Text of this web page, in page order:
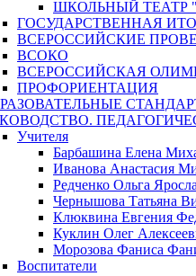
ШКОЛЬНЫЙ ТЕАТР
ГОСУДАРСТВЕННАЯ
ВСЕРОССИЙСКИЕ
ВСОКО
ВСЕРОССИЙСКАЯ
ПРОФОРИЕНТАЦИЯ
Учителя
Барбашина Елена
Иванова Анастасия
Редченко Ольга
Чернышова Татьяна
Клюквина Евгения
Куклин Олег
Морозова Фаниса
Воспитатели